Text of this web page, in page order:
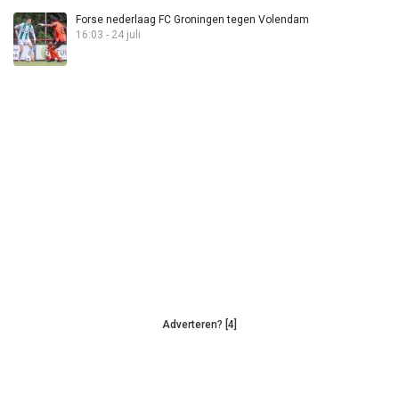
Forse nederlaag FC Groningen tegen Volendam
16:03 - 24 juli
Adverteren? [4]